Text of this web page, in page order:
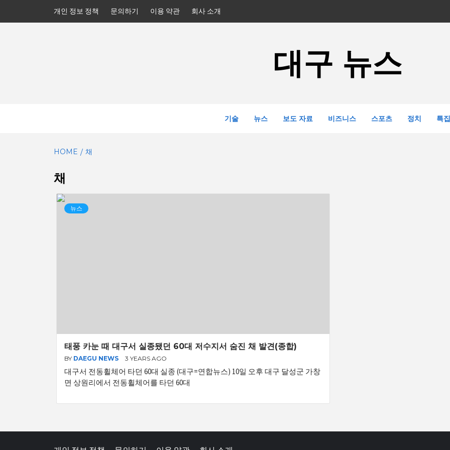
개인 정보 정책 문의하기 이용 약관 회사 소개
대구 뉴스
기술 뉴스 보도 자료 비즈니스 스포츠 정치 특집
HOME 채
채
뉴스
태풍 카눈 때 대구서 실종됐던 60대 저수지서 숨진 채 발견(종합)
BY DAEGU NEWS 3 YEARS AGO
대구서 전동휠체어 타던 60대 실종 (대구=연합뉴스) 10일 오후 대구 달성군 가창
면 상원리에서 전동휠체어를 타던 60대